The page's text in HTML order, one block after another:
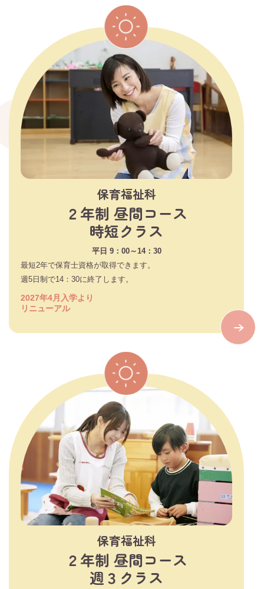
保育福祉科
２年制 昼間コース
時短クラス
平日 9：00～14：30
最短2年で保育士資格が取得できます。
週5日制で14：30に終了します。
2027年4月入学より
リニューアル
保育福祉科
２年制 昼間コース
週３クラス